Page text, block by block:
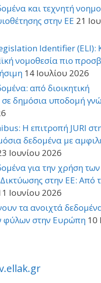
και τεχνητή
στην ΕΕ 21
Identifier (ELI):
νομοθεσία πιο
14 Ιουλίου 2026
από διοικητική
δημόσια υποδομή
Η επιτροπή JURI
δεδομένα με
Ιουνίου 2026
για την χρήση
στην ΕΕ: Από
Ιουνίου 2026
τα ανοιχτά
φύλων στην Ευρώπη 10